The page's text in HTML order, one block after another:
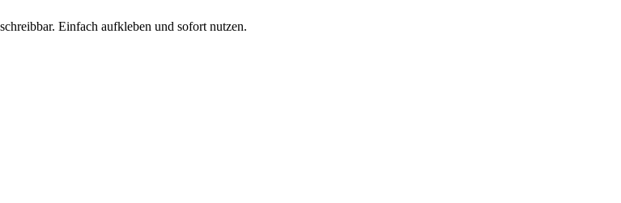
Einfach aufkleben und sofort nutzen.